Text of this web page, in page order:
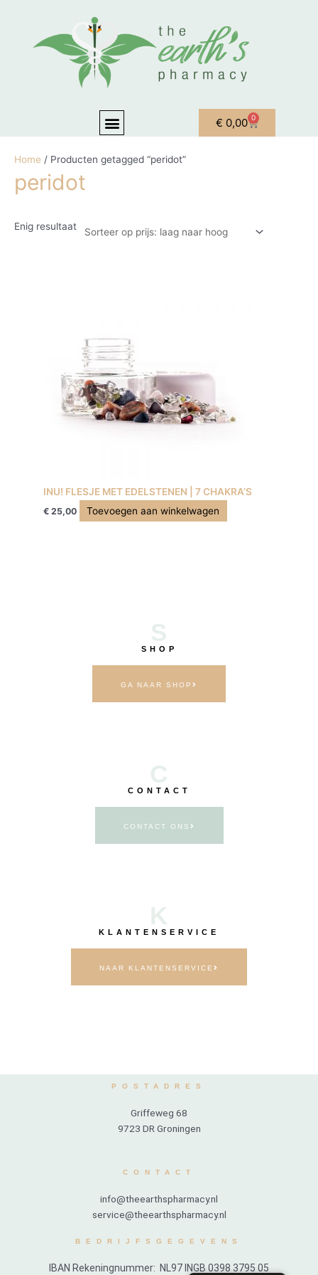
Menu € 0,00 0
Winkelwagen
Home / Producten getagged “peridot”
peridot
Enig resultaat
INU! FLESJE MET EDELSTENEN | 7 CHAKRA’S
€ 25,00 Toevoegen aan winkelwagen
S
SHOP
GA NAAR SHOP
C
CONTACT
CONTACT ONS
K
KLANTENSERVICE
NAAR KLANTENSERVICE
POSTADRES
Griffeweg 68
9723 DR Groningen
CONTACT
info@theearthspharmacy.nl
service@theearthspharmacy.nl
BEDRIJFSGEGEVENS
IBAN Rekeningnummer: NL97 INGB 0398 3795 05